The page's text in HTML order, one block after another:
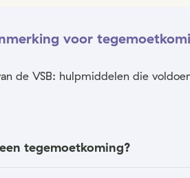
voor
de VSB: hulpmiddelen die
tegemoetkoming?